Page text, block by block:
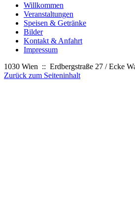
Willkommen
Veranstaltungen
Speisen & Getränke
Bilder
Kontakt & Anfahrt
Impressum
1030 Wien :: Erdbergstraße 27 / Ecke
Zurück zum Seiteninhalt